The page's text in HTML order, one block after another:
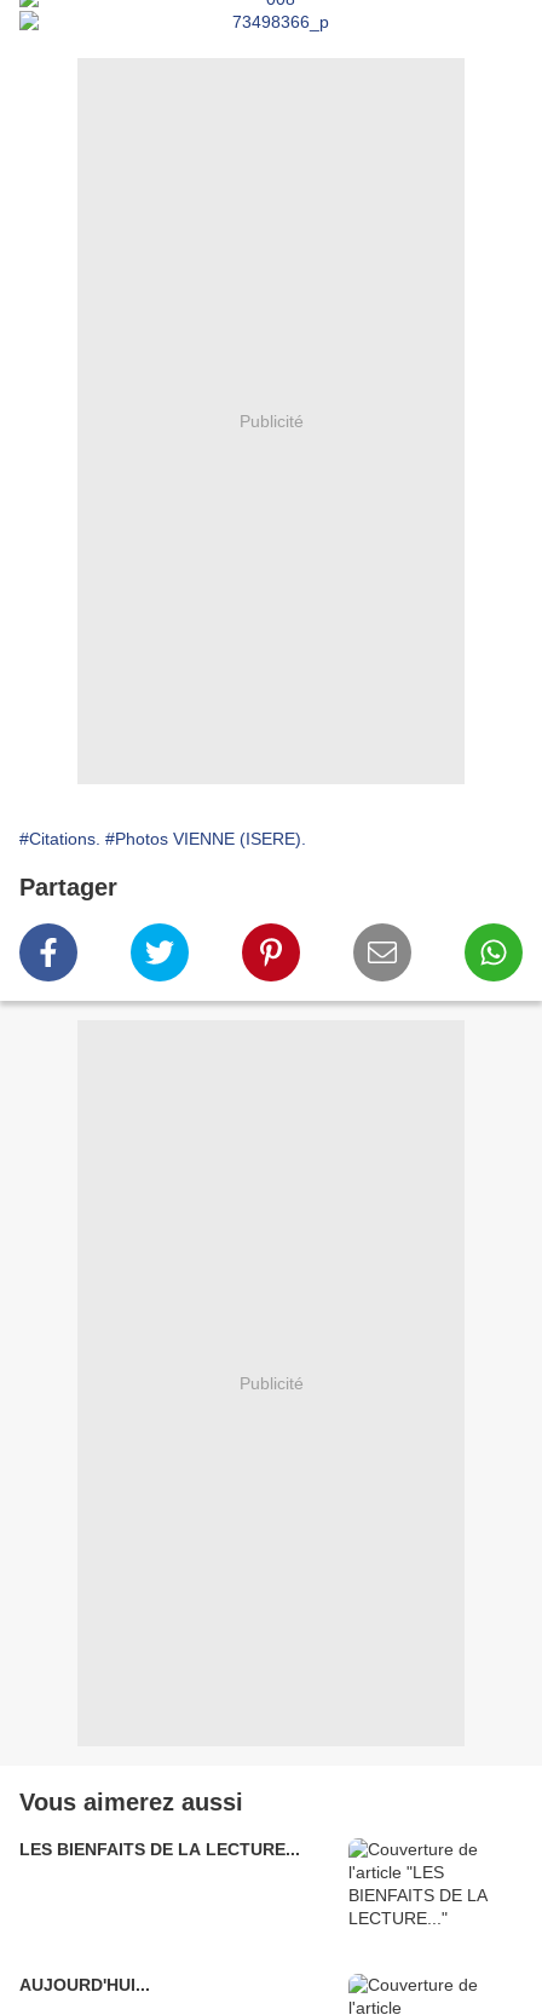
Publicité
#Citations. #Photos VIENNE (ISERE).
Partager
Publicité
Vous aimerez aussi
LES BIENFAITS DE LA LECTURE...
AUJOURD'HUI...